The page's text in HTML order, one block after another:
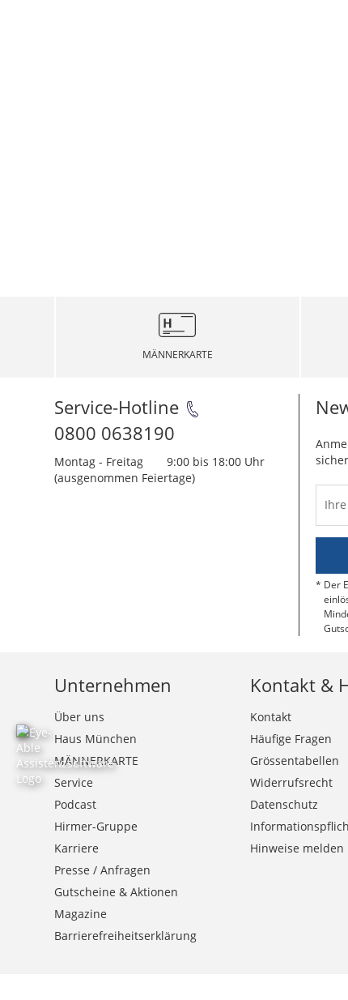
MÄNNERKARTE
Service-Hotline
0800 0638190
Montag - Freitag
9:00 bis 18:00 Uhr
(ausgenommen Feiertage)
Der
Unternehmen
Über uns
Haus München
MÄNNERKARTE
Service
Podcast
Hirmer-Gruppe
Karriere
Presse / Anfragen
Gutscheine & Aktionen
Magazine
Barrierefreiheitserklärung
Kontakt &
Kontakt
Häufige Fragen
Grössentabellen
Widerrufsrecht
Datenschutz
Hinweise melden